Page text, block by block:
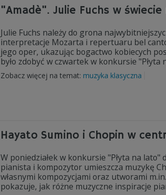
"Amadè". Julie Fuchs w
Julie Fuchs należy do grona
interpretacje Mozarta i repertuaru bel
jego oper, ukazując bogactwo kobiecych
było zdobyć w czwartek w konkursie "Płyta
Zobacz więcej na temat: muzyka klasyczna
Hayato Sumino i Chopin w
W poniedziałek w konkursie "Płyta na
pianista i kompozytor umieszcza muzykę
własnymi kompozycjami oraz utworami
pokazuje, jak różne muzyczne inspiracje